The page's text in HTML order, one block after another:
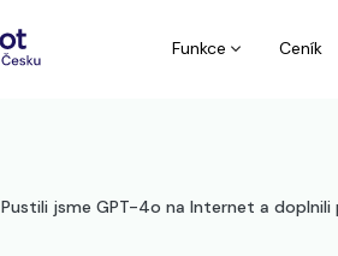
Funkce Ceník
Pustili jsme GPT-4o na Internet a